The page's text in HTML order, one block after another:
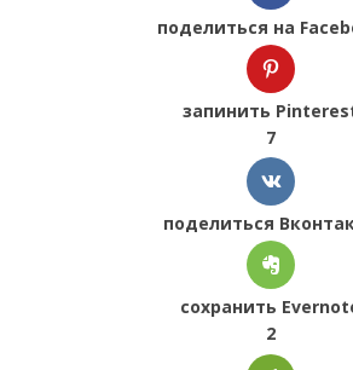
поделиться на
запинить
7
поделиться
сохранить
2